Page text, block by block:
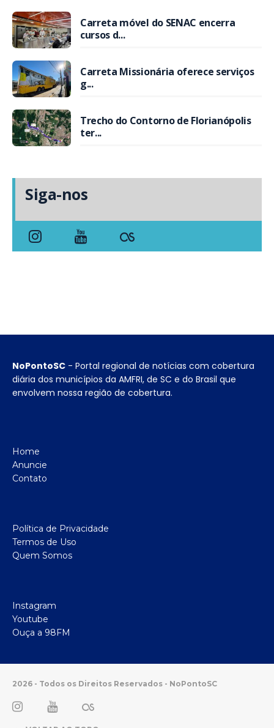
Carreta móvel do SENAC encerra
cursos d...
Carreta Missionária oferece serviços
g...
Trecho do Contorno de Florianópolis
ter...
Siga-nos
NoPontoSC - Portal regional de notícias com cobertura
diária dos municípios da AMFRI, de SC e do Brasil que
envolvem nossa região de cobertura.
Home
Anuncie
Contato
Política de Privacidade
Termos de Uso
Quem Somos
Instagram
Youtube
Ouça a 98FM
2026 - Todos os Direitos Reservados - NoPontoSC